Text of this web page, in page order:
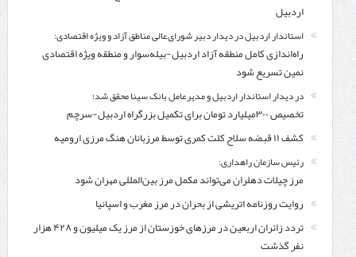
اردبیل
استاندار اردبیل در دیدار دبیر شورای‌عالی مناطق آزاد و ویژه اقتصادی:
راه‌اندازی کامل منطقه آزاد اردبیل-بیله‌سوار و منطقه ویژه اقتصادی
نمین تسریع شود
در دیدار استاندار اردبیل و مدیرعامل بانک سینا محقق شد؛
تخصیص ۳۰۰میلیارد تومان برای تکمیل بزرگراه اردبیل-سرچم
کشف ۱۱ قبضه سلاح کلت کمری توسط مرزبانان هنگ مرزی ارومیه
رئیس سازمان راهداری:
مرز چیلات دهلران می‌تواند مکمل مرز بین‌المللی مهران شود
روایت روزنامه اتریشی از بحران در مرز مغرب و اسپانیا
تردد زائران اربعین در مرزهای خوزستان از مرز یک میلیون و ۴۲۸ هزار
نفر گذشت